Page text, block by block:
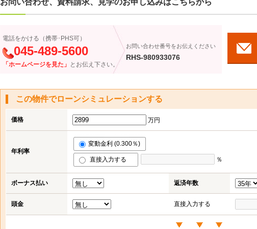
お問い合わせ、資料請求、見学のお申し込みはこちらから
電話をかける（携帯･PHS可）
045-489-5600
「ホームページを見た」 とお伝え下さい。
お問い合わせ番号をお伝えください
RHS-980933076
この物件でローンシミュレーションする
価格 万円
年利率
変動金利 (0.300％)
直接入力する ％
ボーナス払い 返済年数
頭金 直接入力する